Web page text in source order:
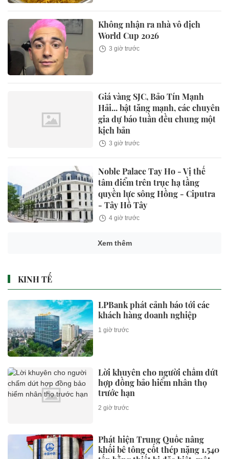
Không nhận ra nhà vô địch
World Cup 2026
3 giờ trước
Giá vàng SJC, Bảo Tín Mạnh
Hải... bật tăng mạnh, các chuyên
gia dự báo tuần đều chung một
kịch bản
3 giờ trước
Noble Palace Tay Ho - Vị thế
tâm điểm trên trục hạ tầng
quyền lực sông Hồng - Ciputra
- Tây Hồ Tây
4 giờ trước
Xem thêm
KINH TẾ
LPBank phát cảnh báo tới các
khách hàng doanh nghiệp
1 giờ trước
Lời khuyên cho người chấm dứt
hợp đồng bảo hiểm nhân thọ
trước hạn
2 giờ trước
Phát hiện Trung Quốc nâng
khối bê tông cốt thép nặng 1.540